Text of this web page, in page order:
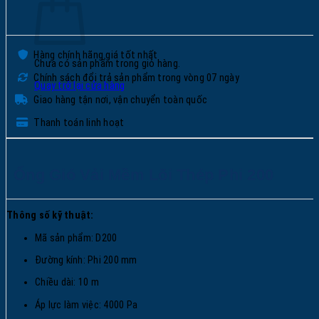
Chưa có sản phẩm trong giỏ hàng.
Quay trở lại cửa hàng
Hàng chính hãng giá tốt nhất
Chính sách đổi trả sản phẩm trong vòng 07 ngày
Giao hàng tận nơi, vận chuyển toàn quốc
Thanh toán linh hoạt
Thông số kỹ thuật:
Mã sản phẩm: D200
Đường kính: Phi 200 mm
Chiều dài: 10 m
Áp lực làm việc: 4000 Pa